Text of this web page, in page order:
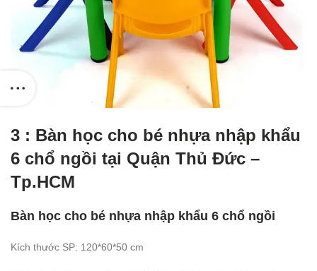
3 : Bàn học cho bé nhựa nhập khẩu
6 chổ ngồi tại Quận Thủ Đức –
Tp.HCM
Bàn học cho bé nhựa nhập khẩu 6 chổ ngồi
Kích thước SP: 120*60*50 cm